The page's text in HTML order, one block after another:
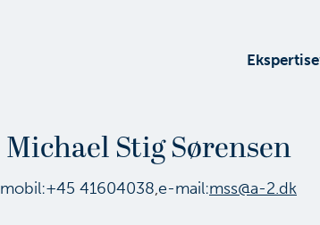
Ekspertise
Michael Stig Sørensen
mobil:+45 41604038,e-mail:mss@a-2.dk